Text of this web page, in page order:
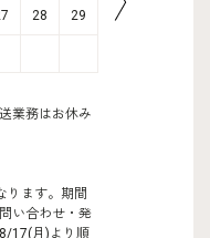
28 29
業務はお休み
ります。期間
い合わせ・発
17(月)より順